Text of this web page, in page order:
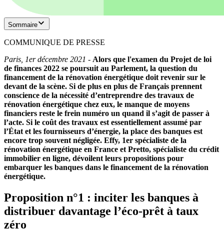
Sommaire
COMMUNIQUE DE PRESSE
Paris, 1er décembre 2021 - Alors que l'examen du Projet de loi
de finances 2022 se poursuit au Parlement, la question du
financement de la rénovation énergétique doit revenir sur le
devant de la scène. Si de plus en plus de Français prennent
conscience de la nécessité d’entreprendre des travaux de
rénovation énergétique chez eux, le manque de moyens
financiers reste le frein numéro un quand il s’agit de passer à
l’acte. Si le coût des travaux est essentiellement assumé par
l’État et les fournisseurs d’énergie, la place des banques est
encore trop souvent négligée. Effy, 1er spécialiste de la
rénovation énergétique en France et Pretto, spécialiste du crédit
immobilier en ligne, dévoilent leurs propositions pour
embarquer les banques dans le financement de la rénovation
énergétique.
Proposition n°1 : inciter les banques à
distribuer davantage l’éco-prêt à taux
zéro